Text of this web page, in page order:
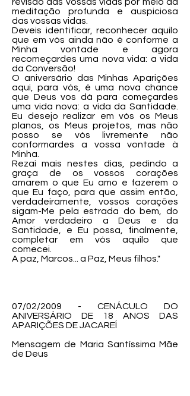
meditação profunda e auspiciosa
das vossas vidas.
Deveis identificar, reconhecer aquilo
que em vós ainda não é conforme a
Minha vontade e agora
recomeçardes uma nova vida: a vida
da Conversão!
O aniversário das Minhas Aparições
aqui, para vós, é uma nova chance
que Deus vos dá para começardes
uma vida nova: a vida da Santidade.
Eu desejo realizar em vós os Meus
planos, os Meus projetos, mas não
posso se vós livremente não
conformardes a vossa vontade à
Minha.
Rezai mais nestes dias, pedindo a
graça de os vossos corações
amarem o que Eu amo e fazerem o
que Eu faço, para que assim então,
verdadeiramente, vossos corações
sigam-Me pela estrada do bem, do
Amor verdadeiro a Deus e da
Santidade, e Eu possa, finalmente,
completar em vós aquilo que
comecei.
A paz, Marcos... a Paz, Meus filhos."
07/02/2009 - CENÁCULO DO
ANIVERSÁRIO DE 18 ANOS DAS
APARIÇÕES DE JACAREÍ
Mensagem de Maria Santíssima Mãe
de Deus